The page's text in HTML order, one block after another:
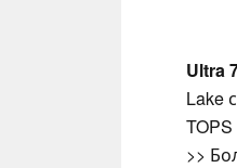
Ultra
Lake
>>